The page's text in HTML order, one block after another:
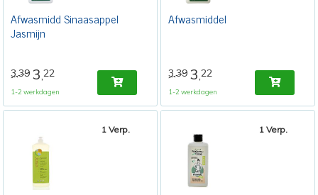
Afwasmidd Sinaasappel
Jasmijn
3,39 3,22
1-2 werkdagen
Afwasmiddel
3,39 3,22
1-2 werkdagen
1 Verp. 1 Verp.